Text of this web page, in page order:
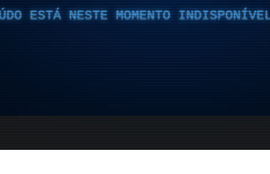
ESTÁ NESTE MOMENTO